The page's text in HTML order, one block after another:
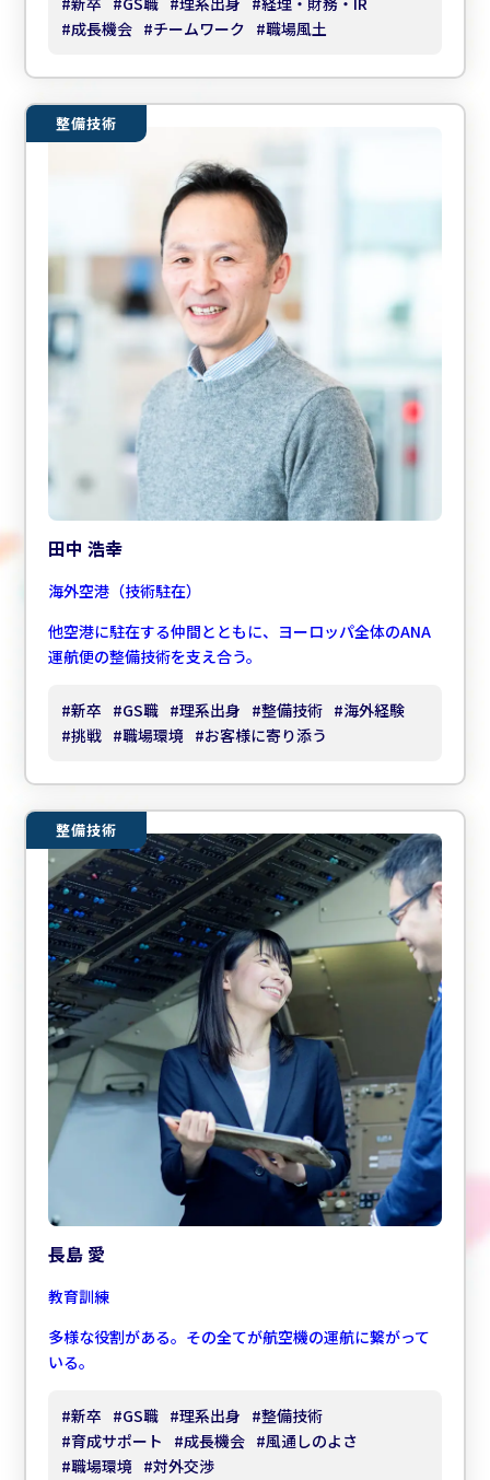
#成長機会 #チームワーク #職場風土
整備技術
田中 浩幸
海外空港（技術駐在）
他空港に駐在する仲間とともに、ヨーロッパ全体のANA
運航便の整備技術を支え合う。
#新卒 #GS職 #理系出身 #整備技術 #海外経験
#挑戦 #職場環境 #お客様に寄り添う
整備技術
長島 愛
教育訓練
多様な役割がある。その全てが航空機の運航に繋がって
いる。
#新卒 #GS職 #理系出身 #整備技術
#育成サポート #成長機会 #風通しのよさ
#職場環境 #対外交渉